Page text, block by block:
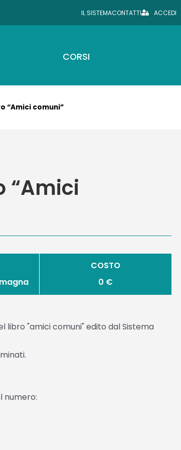
IL SISTEMACONTATTI ACCEDI
CORSI
“Amici comuni”
“Amici
COSTO
0 €
libro "amici comuni" edito dal Sistema
numero: